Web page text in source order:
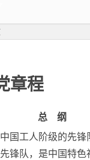
章程
总 纲
国工人阶级的先锋
锋队，是中国特色